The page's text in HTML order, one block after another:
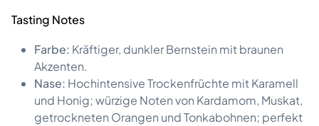
Tasting Notes
Farbe: Kräftiger, dunkler Bernstein mit braunen
Akzenten.
Nase: Hochintensive Trockenfrüchte mit Karamell
und Honig; würzige Noten von Kardamom, Muskat,
getrockneten Orangen und Tonkabohnen; perfekt